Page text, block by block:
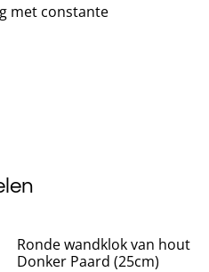
met constante
Ronde wandklok van hout
Donker Paard (25cm)